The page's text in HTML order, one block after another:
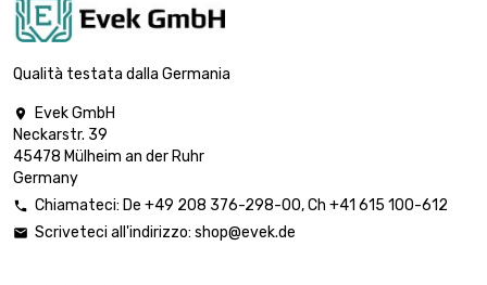
Qualità testata dalla Germania

Evek GmbH
Neckarstr. 39
45478 Mülheim an der Ruhr
Germany
 Chiamateci: De +49 208 376-298-00, Ch +41 615 100-612
 Scriveteci all'indirizzo: shop@evek.de